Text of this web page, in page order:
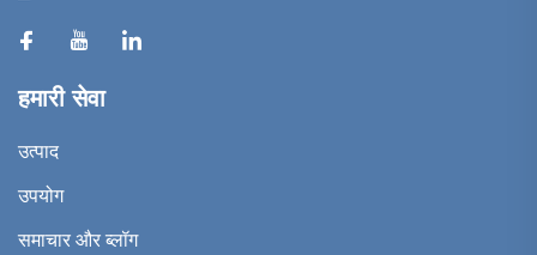
हमारी सेवा
उत्पाद
उपयोग
समाचार और ब्लॉग